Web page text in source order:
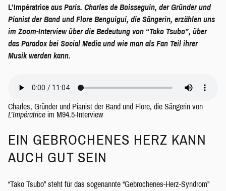
L’Impératrice aus Paris. Charles de Boisseguin, der Gründer und
Pianist der Band und Flore Benguigui, die Sängerin, erzählen uns
im Zoom-Interview über die Bedeutung von “Tako Tsubo”, über
das Paradox bei Social Media und wie man als Fan Teil ihrer
Musik werden kann.
Charles, Gründer und Pianist der Band und Flore, die Sängerin von
L’Impératrice im M94.5-Interview
EIN GEBROCHENES HERZ KANN
AUCH GUT SEIN
“Tako Tsubo” steht für das sogenannte “Gebrochenes-Herz-Syndrom”